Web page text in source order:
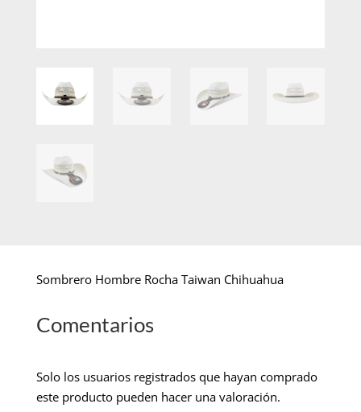
Sombrero Hombre Rocha Taiwan Chihuahua
Comentarios
Solo los usuarios registrados que hayan comprado
este producto pueden hacer una valoración.